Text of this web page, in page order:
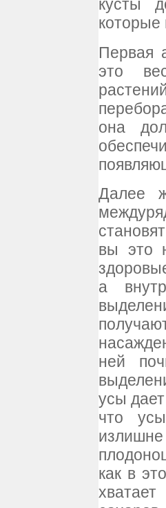
кусты
которые
Первая
это
она
Далее
вы это
а
ней
усы
что
как в